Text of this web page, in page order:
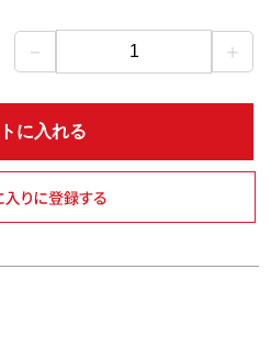
－ 1 ＋
に入れる